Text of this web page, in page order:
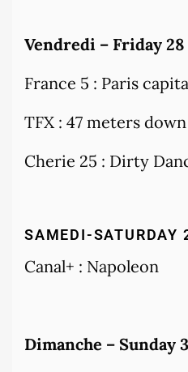
Vendredi – Friday 28
France 5 : Paris
TFX : 47 meters down
Cherie 25 : Dirty
SAMEDI-SATURDAY
Canal+ : Napoleon
Dimanche – Sunday